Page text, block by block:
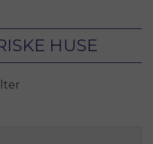
HUSE